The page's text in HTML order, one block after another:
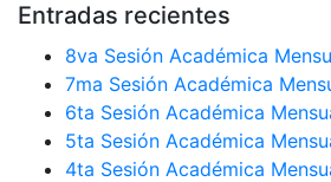
Entradas recientes
8va Sesión Académica
7ma Sesión Académica
6ta Sesión Académica
5ta Sesión Académica
4ta Sesión Académica